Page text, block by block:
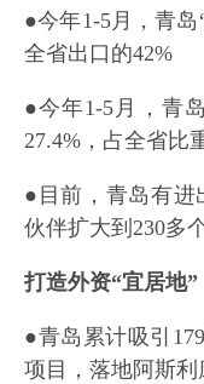
●今年1-5月，青岛
全省出口的42%
●今年1-5月，青
27.4%，占全省比
●目前，青岛有进
伙伴扩大到230多
打造外资“宜居地”
●青岛累计吸引
项目，落地阿斯利